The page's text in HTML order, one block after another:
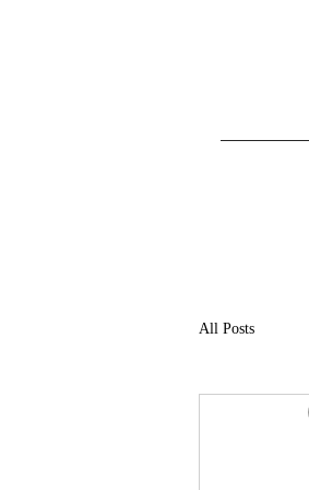
All Posts